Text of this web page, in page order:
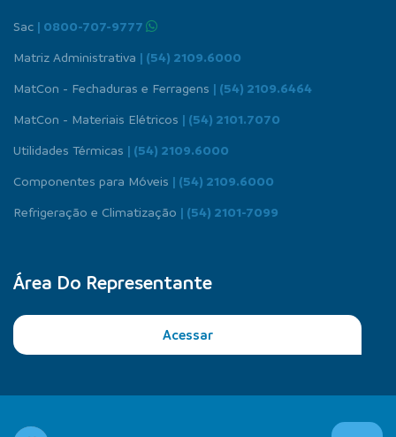
Sac | 0800-707-9777
Matriz Administrativa | (54) 2109.6000
MatCon - Fechaduras e Ferragens | (54) 2109.6464
MatCon - Materiais Elétricos | (54) 2101.7070
Utilidades Térmicas | (54) 2109.6000
Componentes para Móveis | (54) 2109.6000
Refrigeração e Climatização | (54) 2101-7099
Área Do Representante
Acessar